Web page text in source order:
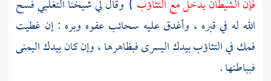
فإن الشيطان يدخل مع التثاؤب } وقال لي شيخناالتغلبيفسح
الله له في قبره ، وأغدق عليه سحائب عفوه وبره : إن غطيت
فمك في التثاؤب بيدك اليسرى فبظاهرها ، وإن كان بيدك اليمنى
فبباطنها .